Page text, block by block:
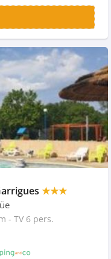
★★★
- TV 6 pers.